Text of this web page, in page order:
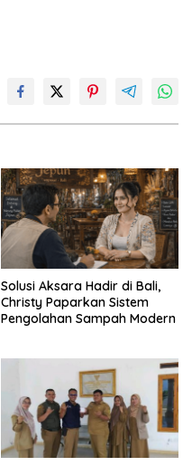
Solusi Aksara Hadir di Bali,
Christy Paparkan Sistem
Pengolahan Sampah Modern